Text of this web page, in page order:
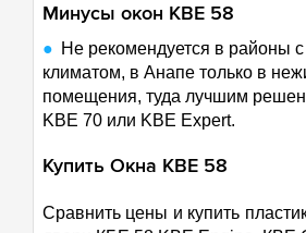
Минусы окон KBE 58
Не рекомендуется в районы
климатом, в Анапе только в
помещения, туда лучшим
KBE 70 или KBE Expert.
Купить Окна KBE 58
Сравнить цены и купить